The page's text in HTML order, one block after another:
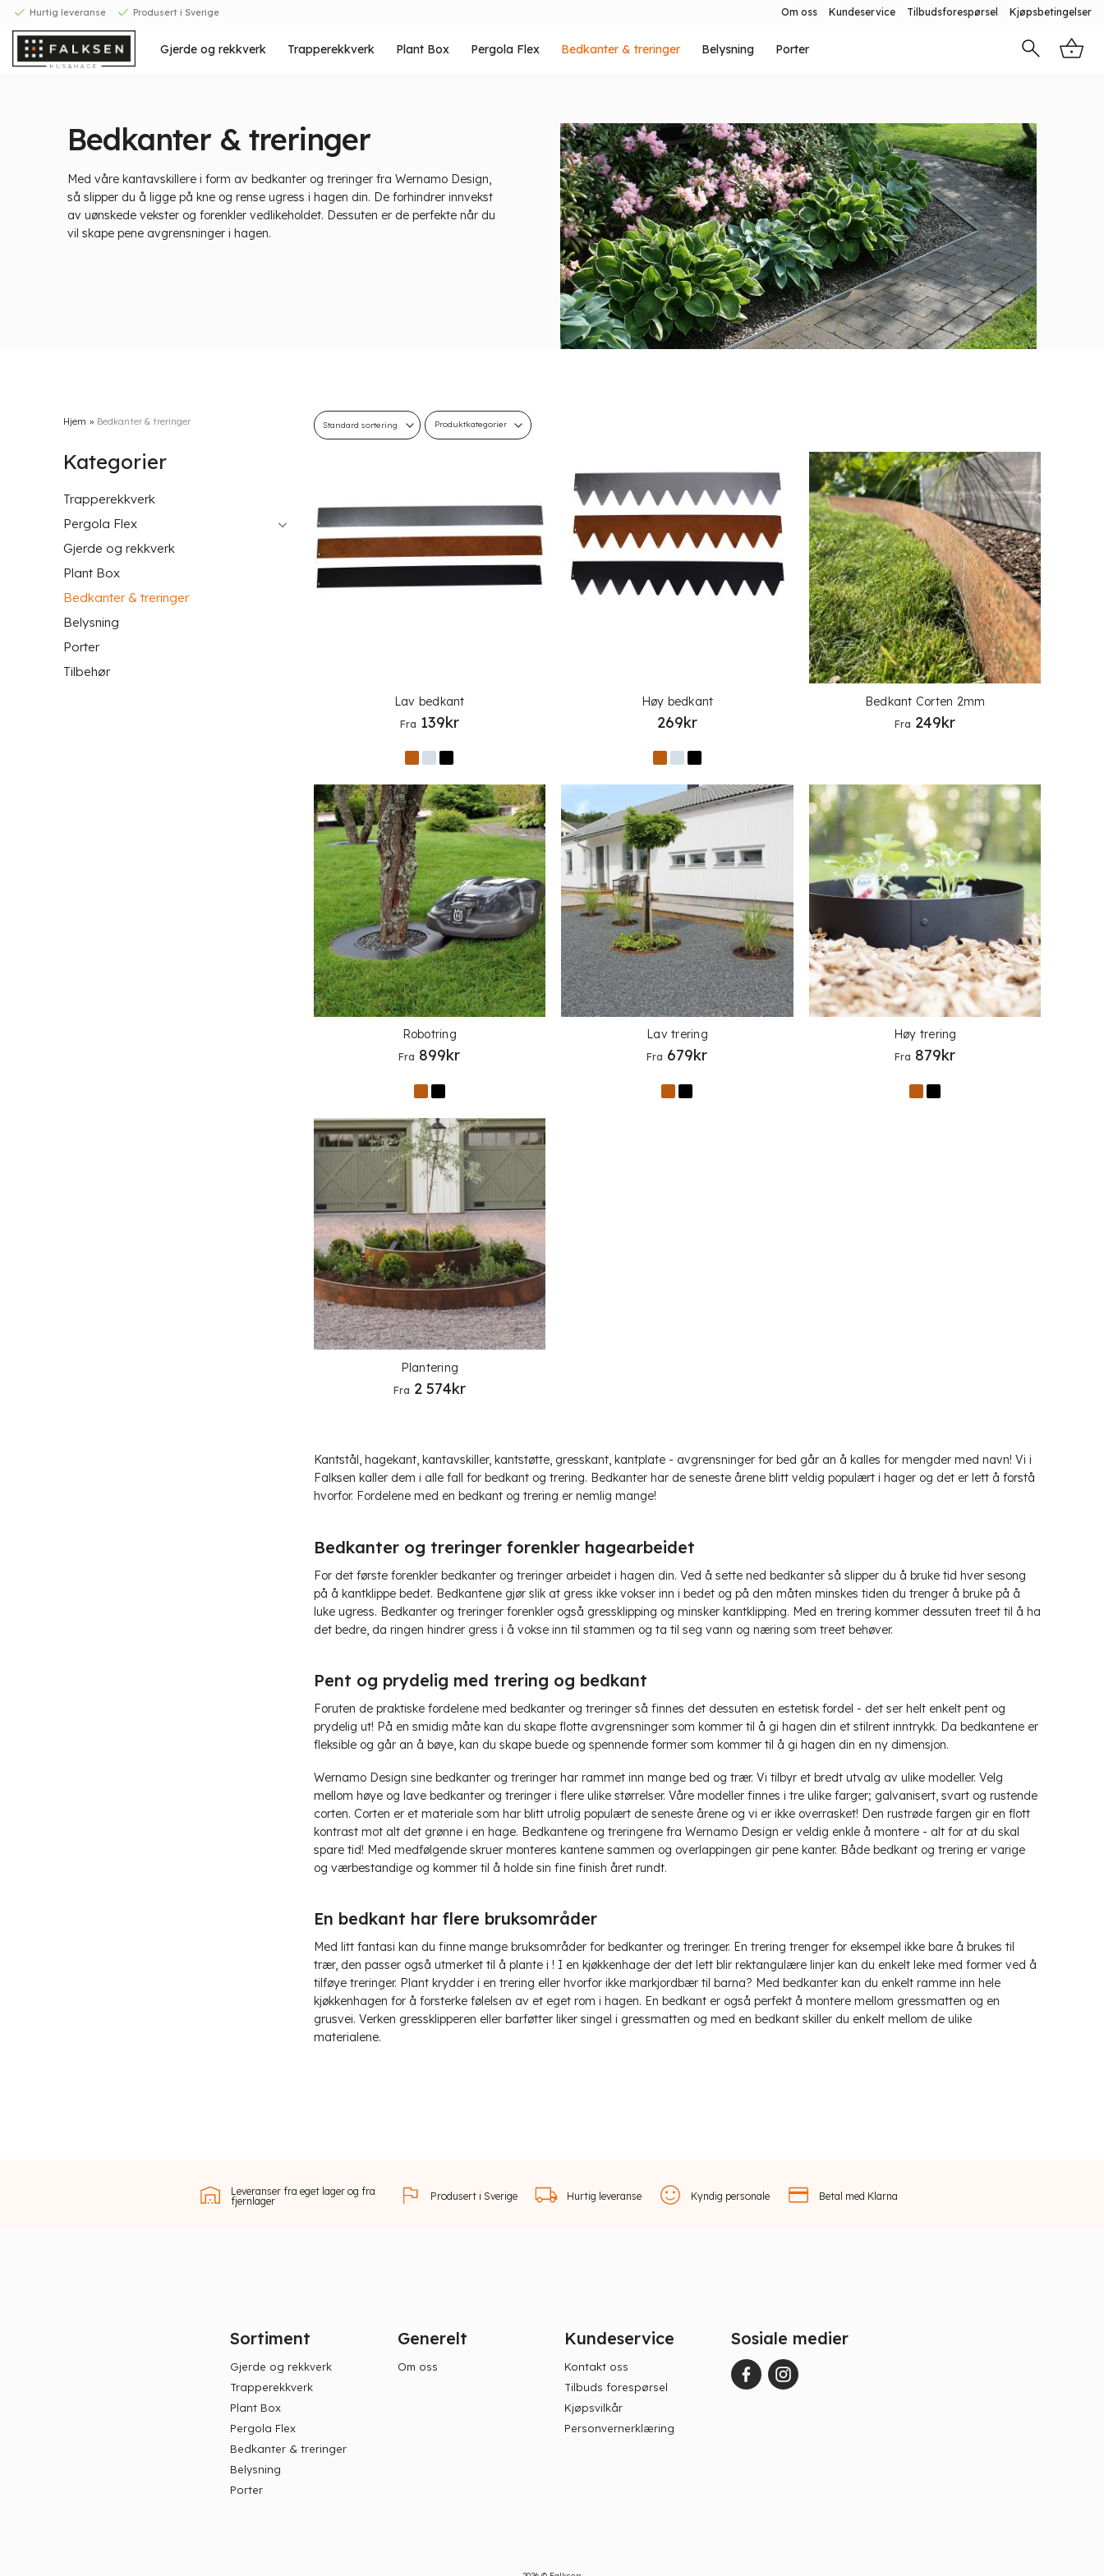
Skip
content
Hurtig leveranse Produsert i Sverige Om oss Kundeservice Tilbudsforespørsel Kjøpsbetingelser
Gjerde og rekkverk Trapperekkverk Plant Box Pergola Flex Bedkanter & treringer Belysning Porter
Bedkanter & treringer
Med våre kantavskillere i form av bedkanter og treringer fra Wernamo Design,
så slipper du å ligge på kne og rense ugress i hagen din. De forhindrer innvekst
av uønskede vekster og forenkler vedlikeholdet. Dessuten er de perfekte når du
vil skape pene avgrensninger i hagen.
Hjem » Bedkanter & treringer Produktkategorier
Kategorier
Trapperekkverk
Pergola Flex
Gjerde og rekkverk
Plant Box
Bedkanter & treringer
Belysning
Porter
Tilbehør
Lav bedkant
Fra 139kr
Høy bedkant
269kr
Bedkant Corten 2mm
Fra 249kr
Robotring
Fra 899kr
Lav trering
Fra 679kr
Høy trering
Fra 879kr
Plantering
Fra 2 574kr
Kantstål, hagekant, kantavskiller, kantstøtte, gresskant, kantplate - avgrensninger for bed går an å kalles for mengder med navn! Vi i
Falksen kaller dem i alle fall for bedkant og trering. Bedkanter har de seneste årene blitt veldig populært i hager og det er lett å forstå
hvorfor. Fordelene med en bedkant og trering er nemlig mange!
Bedkanter og treringer forenkler hagearbeidet
For det første forenkler bedkanter og treringer arbeidet i hagen din. Ved å sette ned bedkanter så slipper du å bruke tid hver sesong
på å kantklippe bedet. Bedkantene gjør slik at gress ikke vokser inn i bedet og på den måten minskes tiden du trenger å bruke på å
luke ugress. Bedkanter og treringer forenkler også gressklipping og minsker kantklipping. Med en trering kommer dessuten treet til å ha
det bedre, da ringen hindrer gress i å vokse inn til stammen og ta til seg vann og næring som treet behøver.
Pent og prydelig med trering og bedkant
Foruten de praktiske fordelene med bedkanter og treringer så finnes det dessuten en estetisk fordel - det ser helt enkelt pent og
prydelig ut! På en smidig måte kan du skape flotte avgrensninger som kommer til å gi hagen din et stilrent inntrykk. Da bedkantene er
fleksible og går an å bøye, kan du skape buede og spennende former som kommer til å gi hagen din en ny dimensjon.
Wernamo Design sine bedkanter og treringer har rammet inn mange bed og trær. Vi tilbyr et bredt utvalg av ulike modeller. Velg
mellom høye og lave bedkanter og treringer i flere ulike størrelser. Våre modeller finnes i tre ulike farger; galvanisert, svart og rustende
corten. Corten er et materiale som har blitt utrolig populært de seneste årene og vi er ikke overrasket! Den rustrøde fargen gir en flott
kontrast mot alt det grønne i en hage. Bedkantene og treringene fra Wernamo Design er veldig enkle å montere - alt for at du skal
spare tid! Med medfølgende skruer monteres kantene sammen og overlappingen gir pene kanter. Både bedkant og trering er varige
og værbestandige og kommer til å holde sin fine finish året rundt.
En bedkant har flere bruksområder
Med litt fantasi kan du finne mange bruksområder for bedkanter og treringer. En trering trenger for eksempel ikke bare å brukes til
trær, den passer også utmerket til å plante i ! I en kjøkkenhage der det lett blir rektangulære linjer kan du enkelt leke med former ved å
tilføye treringer. Plant krydder i en trering eller hvorfor ikke markjordbær til barna? Med bedkanter kan du enkelt ramme inn hele
kjøkkenhagen for å forsterke følelsen av et eget rom i hagen. En bedkant er også perfekt å montere mellom gressmatten og en
grusvei. Verken gressklipperen eller barføtter liker singel i gressmatten og med en bedkant skiller du enkelt mellom de ulike
materialene.
Leveranser fra eget lager og fra
fjernlager
Produsert i Sverige Hurtig leveranse Kyndig personale Betal med Klarna
Sortiment
Gjerde og rekkverk
Trapperekkverk
Plant Box
Pergola Flex
Bedkanter & treringer
Belysning
Porter
Generelt
Om oss
Kundeservice
Kontakt oss
Tilbuds forespørsel
Kjøpsvilkår
Personvernerklæring
Sosiale medier